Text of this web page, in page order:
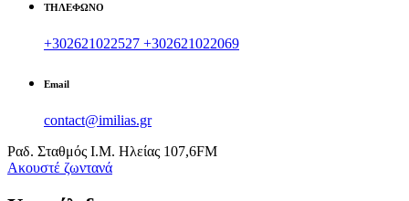
ΤΗΛΕΦΩΝΟ
+302621022527 +302621022069
Email
contact@imilias.gr
Ραδ. Σταθμός Ι.Μ. Ηλείας 107,6FM
Aκουστέ ζωντανά